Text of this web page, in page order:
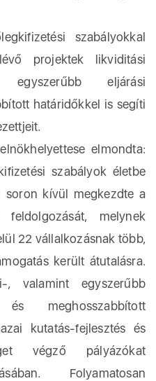
szabályokkal
projektek likviditási
egyszerűbb eljárási
határidőkkel is segíti
elmondta:
szabályok életbe
soron kívül megkezdte a
feldolgozását, melynek
22 vállalkozásnak több,
került átutalásra.
, valamint egyszerűbb
meghosszabbított
kutatás-fejlesztés és
végző pályázókat
Folyamatosan